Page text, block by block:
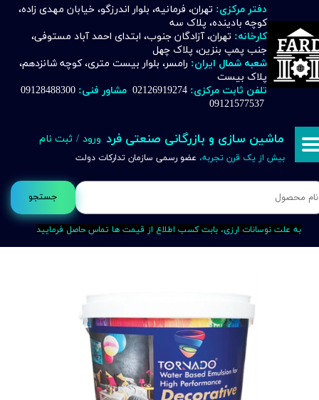
جستجو
دفتر مرکزی: تهران، فرمانیه، بلوار اندرزگو، خیابان مهدی زاده،
کوچه بادینده، پلاک سه
کارخانه: تهران، آزادگان جنوب، ابتدای احمد آباد مستوفی،
جنب پمپ بنزین، پلاک چهل
شعبه شمال ایران: رامسر، بلوار بیست متری، کوچه شانزدهم،
پلاک بیست
تلفن ثابت مرکزی: 02126919274 مشاور فنی:
09121577537
ماشین سازی و بازرگانی صنعتی فرد
بیش از یک قرن تجربه، عضو رسمی سازمان تدارکات دولت
ورود / ثبت نام
حساب کاربری من
تغییر گذر واژه
خروج از حساب کاربری
به علت نوسانات ارزی، بابت کسب اطلاع از قیمت ها تماس حاصل فرمایید